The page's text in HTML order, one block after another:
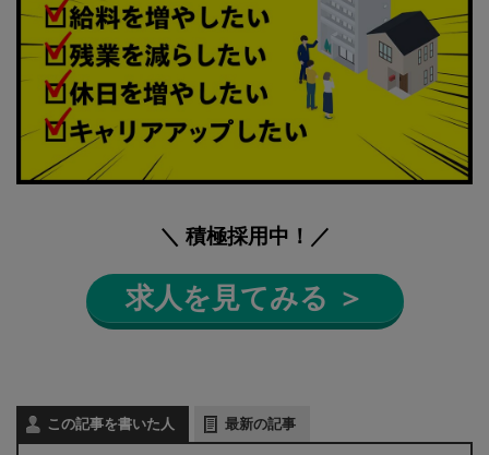
＼ 積極採用中！／
求人を見てみる ＞
この記事を書いた人 最新の記事